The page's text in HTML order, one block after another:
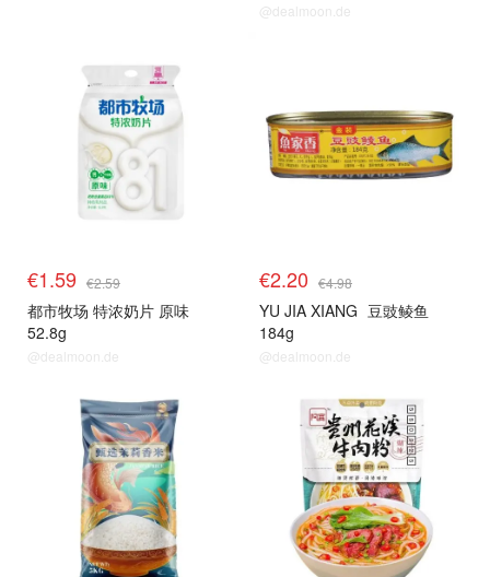
@dealmoon.de
€1.59 €2.59
都市牧场 特浓奶片 原味
52.8g
@dealmoon.de
€2.20 €4.98
YU JIA XIANG 豆豉鲮鱼
184g
@dealmoon.de
单品小组 单品小组